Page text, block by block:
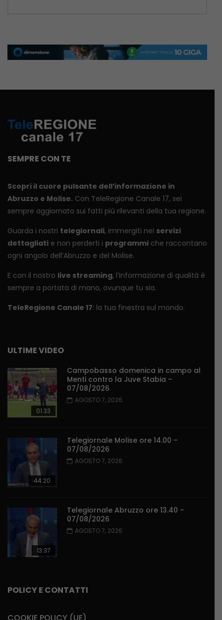
SEMPRE CON TE
Scopri il cuore pulsante dell’informazione in
Abruzzo e Molise. Con TeleRegione Canale 17, sei
sempre aggiornato sui fatti più rilevanti della tua regione.
Guarda i nostri telegiornali, immergiti nei servizi
dettagliati e non perderti i programmi che raccontano
ogni angolo dell’Abruzzo e del Molise.
E con il nostro live streaming, l’informazione di qualità è
sempre a portata di mano, ovunque tu sia.
TeleRegione Canale 17: la tua finestra sul mondo.
ULTIME VIDEO
01:33
Campobasso domenica in campo al
Menti contro la Juve Stabia –
07/08/2026
AGOSTO 7, 2026
44:20
Telegiornale Molise ore 14.00 –
07/08/2026
AGOSTO 7, 2026
13:37
Telegiornale Abruzzo ore 13.40 –
07/08/2026
AGOSTO 7, 2026
POLICY E CONTATTI